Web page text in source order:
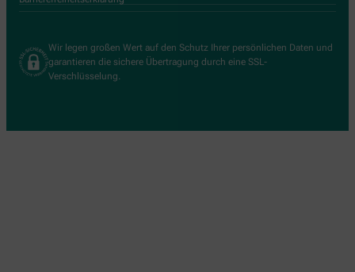
Wir legen großen Wert auf den Schutz Ihrer persönlichen Daten und
garantieren die sichere Übertragung durch eine SSL-
Verschlüsselung.